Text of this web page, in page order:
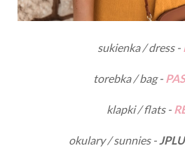
sukienka / dress -
torebka / bag -
klapki / flats -
okulary / sunnies -